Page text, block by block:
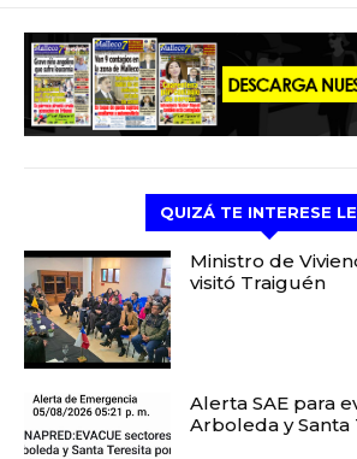
QUIZÁ TE INTERESE
Ministro de
visitó Traiguén
Alerta SAE para
Arboleda y Santa